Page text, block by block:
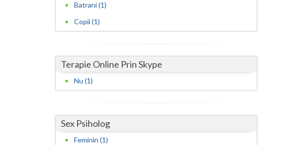
Iasi
Batrani (1)
Copii (1)
Terapie Online Prin Skype
Nu (1)
Sex Psiholog
Feminin (1)